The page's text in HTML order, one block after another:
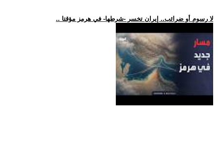
.. لا رسوم أو ضرائب.. إيران تخسر -شرطها- في هرمز مؤقتا